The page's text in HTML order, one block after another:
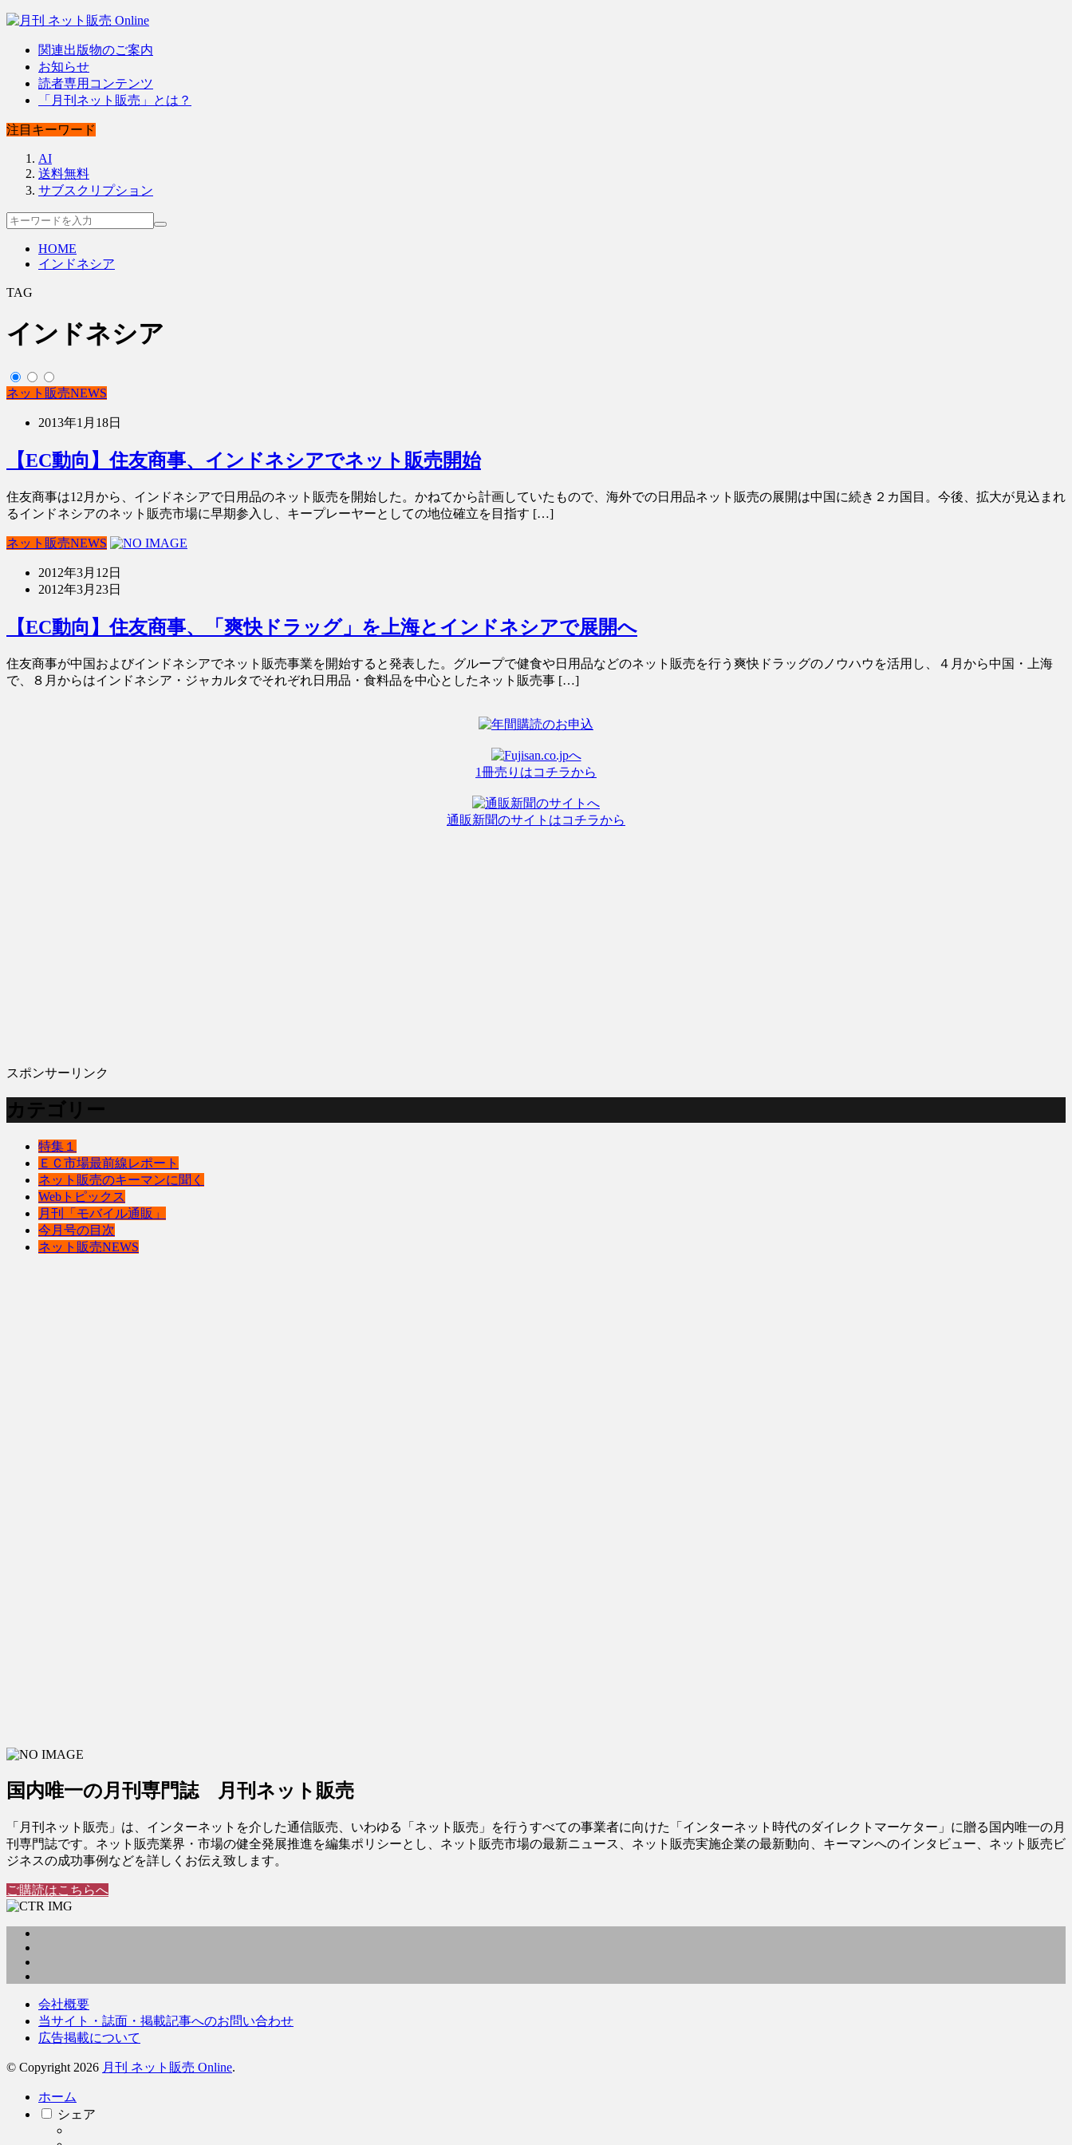
関連出版物のご案内
お知らせ
読者専用コンテンツ
「月刊ネット販売」とは？
注目キーワード
AI
送料無料
サブスクリプション
HOME
インドネシア
TAG
インドネシア
ネット販売NEWS
2013年1月18日
【EC動向】住友商事、インドネシアでネット販売開始
住友商事は12月から、インドネシアで日用品のネット販売を開始した。かねてから計画していたもので、海外での日用品ネット販売の展開は中国に続き２カ国目。今後、拡大が見込まれ
るインドネシアのネット販売市場に早期参入し、キープレーヤーとしての地位確立を目指す […]
ネット販売NEWS
2012年3月12日
2012年3月23日
【EC動向】住友商事、「爽快ドラッグ」を上海とインドネシアで展開へ
住友商事が中国およびインドネシアでネット販売事業を開始すると発表した。グループで健食や日用品などのネット販売を行う爽快ドラッグのノウハウを活用し、４月から中国・上海
で、８月からはインドネシア・ジャカルタでそれぞれ日用品・食料品を中心としたネット販売事 […]
1冊売りはコチラから
通販新聞のサイトはコチラから
スポンサーリンク
カテゴリー
特集１
ＥＣ市場最前線レポート
ネット販売のキーマンに聞く
Webトピックス
月刊「モバイル通販」
今月号の目次
ネット販売NEWS
国内唯一の月刊専門誌 月刊ネット販売
「月刊ネット販売」は、インターネットを介した通信販売、いわゆる「ネット販売」を行うすべての事業者に向けた「インターネット時代のダイレクトマーケター」に贈る国内唯一の月
刊専門誌です。ネット販売業界・市場の健全発展推進を編集ポリシーとし、ネット販売市場の最新ニュース、ネット販売実施企業の最新動向、キーマンへのインタビュー、ネット販売ビ
ジネスの成功事例などを詳しくお伝え致します。
ご購読はこちらへ
会社概要
当サイト・誌面・掲載記事へのお問い合わせ
広告掲載について
© Copyright 2026 月刊 ネット販売 Online.
ホーム
シェア